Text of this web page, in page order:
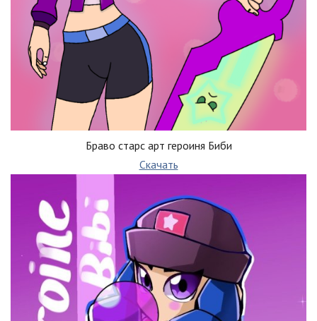
Браво старс арт героиня Биби
Скачать